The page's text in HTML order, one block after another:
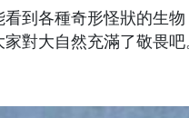
到各種奇形怪狀的生
對大自然充滿了敬畏吧